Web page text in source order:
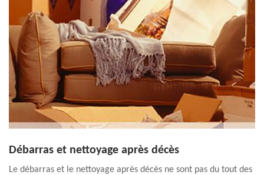
Débarras et nettoyage après décès
Le débarras et le nettoyage après décès ne sont pas du tout des